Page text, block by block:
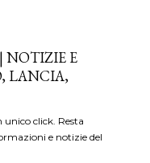
NOTIZIE E
LANCIA,
click. Resta
e notizie del